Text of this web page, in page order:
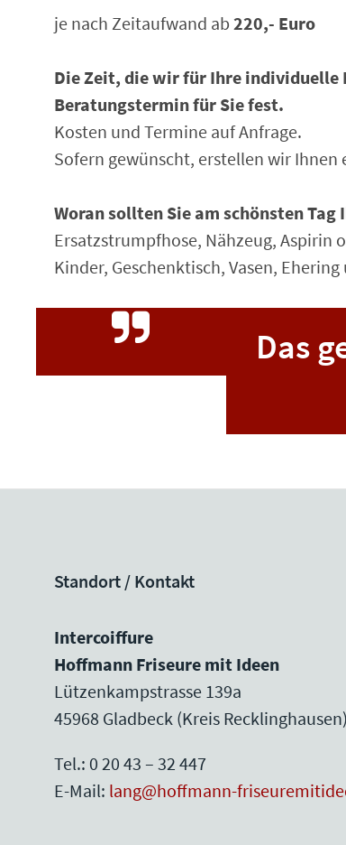
je nach Zeitaufwand ab 220,- Euro
Die Zeit, die wir für Ihre individuelle
Beratungstermin für Sie fest.
Kosten und Termine auf Anfrage.
Sofern gewünscht, erstellen wir
Woran sollten Sie am schönsten Tag
Ersatzstrumpfhose, Nähzeug, Aspirin
Kinder, Geschenktisch, Vasen,
Das
Standort / Kontakt
Intercoiffure
Hoffmann Friseure mit Ideen
Lützenkampstrasse 139a
45968 Gladbeck (Kreis Recklinghausen)
Tel.: 0 20 43 – 32 447
E-Mail: lang@hoffmann-